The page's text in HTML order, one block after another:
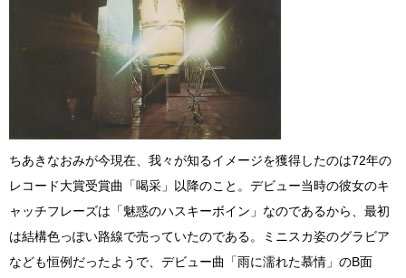
ちあきなおみが今現在、我々が知るイメージを獲得したのは72年の
レコード大賞受賞曲「喝采」以降のこと。デビュー当時の彼女のキ
ャッチフレーズは「魅惑のハスキーボイン」なのであるから、最初
は結構色っぽい路線で売っていたのである。ミニスカ姿のグラビア
なども恒例だったようで、デビュー曲「雨に濡れた慕情」のB面